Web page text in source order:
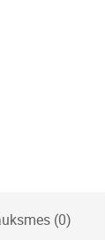
(0)